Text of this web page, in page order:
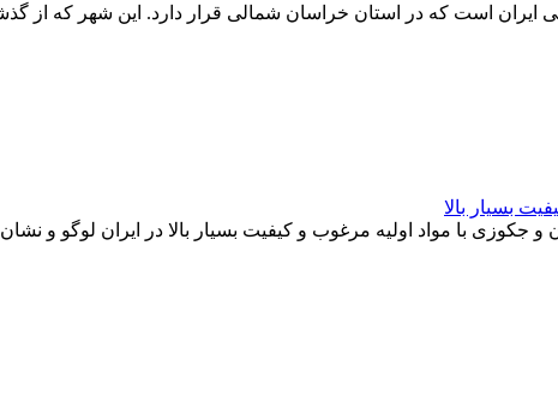
است که در استان خراسان شمالی قرار دارد. این شهر که از